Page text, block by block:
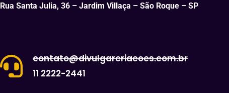
Rua Santa Julia, 36 – Jardim Villaça – São Roque – SP
contato@divulgarcriacoes.com.br
11 2222-2441